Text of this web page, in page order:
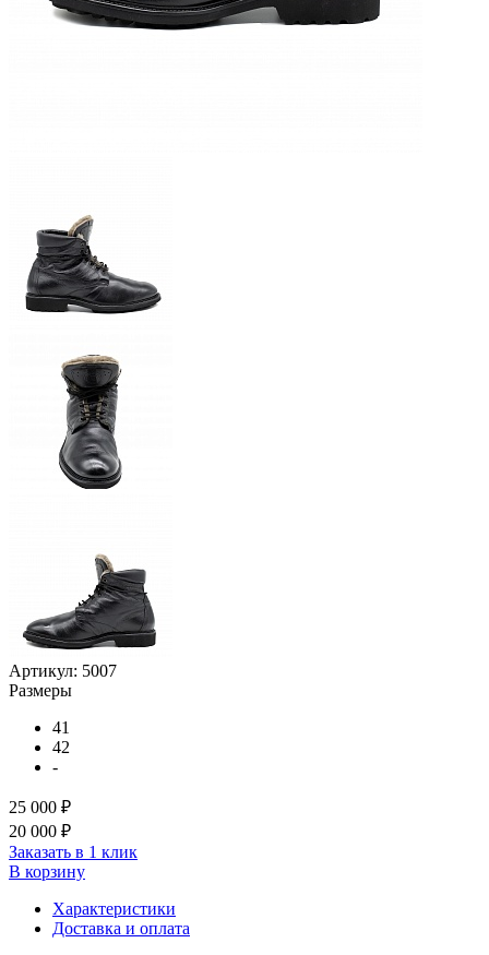
Артикул: 5007
Размеры
41
42
-
25 000 ₽
20 000 ₽
Заказать в 1 клик
В корзину
Характеристики
Доставка и оплата